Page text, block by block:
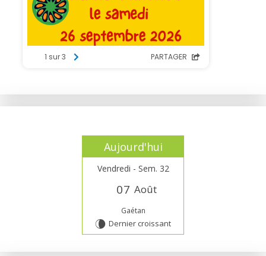
Aujourd'hui
Vendredi - Sem. 32
07 Août
Gaétan
V Dernier croissant